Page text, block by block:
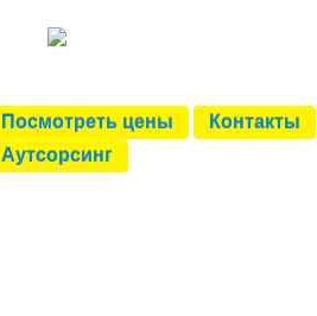
Посмотреть цены
Контакты
Аутсорсинг